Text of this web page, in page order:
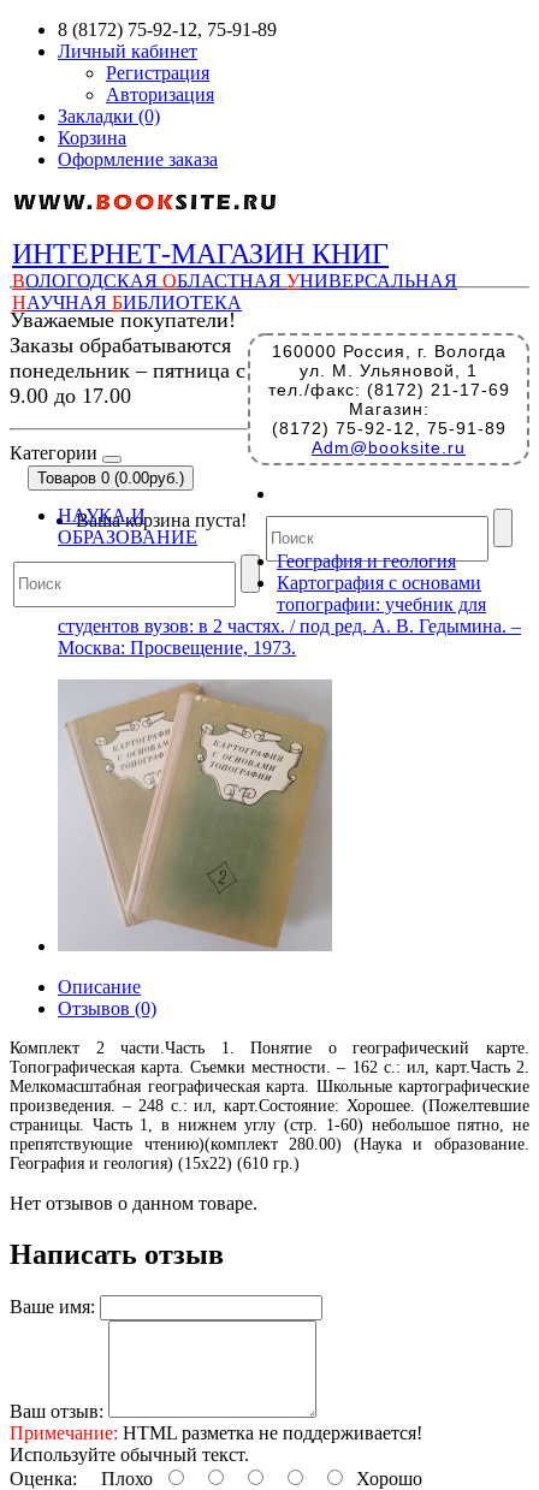
8 (8172) 75-92-12, 75-91-89
Личный кабинет
Регистрация
Авторизация
Закладки (0)
Корзина
Оформление заказа
ИНТЕРНЕТ-МАГАЗИН КНИГ
ВОЛОГОДСКАЯ ОБЛАСТНАЯ УНИВЕРСАЛЬНАЯ
НАУЧНАЯ БИБЛИОТЕКА
160000 Россия, г. Вологда
ул. М. Ульяновой, 1
тел./факс: (8172) 21-17-69
Магазин:
(8172) 75-92-12, 75-91-89
Adm@booksite.ru
Уважаемые покупатели!
Заказы обрабатываются
понедельник – пятница с
9.00 до 17.00
Категории
Товаров 0 (0.00руб.)
Ваша корзина пуста!
НАУКА И
ОБРАЗОВАНИЕ
География и геология
Картография с основами
топографии: учебник для
студентов вузов: в 2 частях. / под ред. А. В. Гедымина. –
Москва: Просвещение, 1973.
Описание
Отзывов (0)
Комплект 2 части.Часть 1. Понятие о географический карте.
Топографическая карта. Съемки местности. – 162 с.: ил, карт.Часть 2.
Мелкомасштабная географическая карта. Школьные картографические
произведения. – 248 с.: ил, карт.Состояние: Хорошее. (Пожелтевшие
страницы. Часть 1, в нижнем углу (стр. 1-60) небольшое пятно, не
препятствующие чтению)(комплект 280.00) (Наука и образование.
География и геология) (15х22) (610 гр.)
Нет отзывов о данном товаре.
Написать отзыв
Ваше имя:
Ваш отзыв:
Примечание: HTML разметка не поддерживается!
Используйте обычный текст.
Оценка: Плохо Хорошо